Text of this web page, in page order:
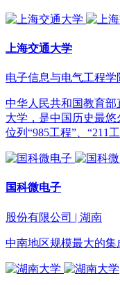
上海交通大学
电子信息与电气工程学
中华人民共和国教育
大学，是中国历史最悠
位列“985工程”、“211
国科微电子
股份有限公司 | 湖南
中南地区规模最大的